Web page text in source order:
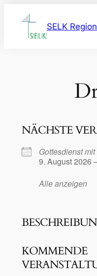
Inhalt
springen
SELK
NÄCHSTE
Gottesdienst
9. August 2026
Alle anzeigen
KOMMENDE